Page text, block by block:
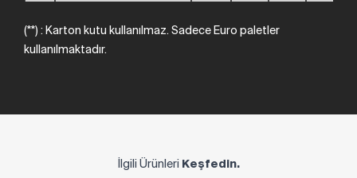
(**) : Karton kutu kullanılmaz. Sadece Euro paletler
kullanılmaktadır.
İlgili Ürünleri Keşfedin.